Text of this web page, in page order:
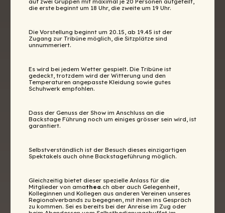
die erste beginnt um 18 Uhr, die zweite um 19 Uhr.
Die Vorstellung beginnt um 20.15, ab 19.45 ist der
Zugang zur Tribüne möglich, die Sitzplätze sind
unnummeriert.
Es wird bei jedem Wetter gespielt. Die Tribüne ist
gedeckt, trotzdem wird der Witterung und den
Temperaturen angepasste Kleidung sowie gutes
Schuhwerk empfohlen.
Dass der Genuss der Show im Anschluss an die
Backstage Führung noch um einiges grösser sein wird, ist
garantiert.
Selbstverständlich ist der Besuch dieses einzigartigen
Spektakels auch ohne Backstageführung möglich.
Gleichzeitig bietet dieser spezielle Anlass für die
Mitglieder von amathea.ch aber auch Gelegenheit,
Kolleginnen und Kollegen aus anderen Vereinen unseres
Regionalverbands zu begegnen, mit ihnen ins Gespräch
zu kommen. Sei es bereits bei der Anreise im Zug oder